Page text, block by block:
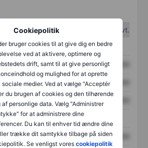
Cookiepolitik
bruger cookies til at give dig en bedre
ved at aktivere, optimere og
drift, samt til at give personligt
og mulighed for at oprette
medier. Ved at vælge "Acceptér
du brugen af cookies og den tilhørende
af personlige data. Vælg "Administrer
for at administrere dine
Du kan til enhver tid ændre dine
trække dit samtykke tilbage på siden
Se venligst vores cookiepolitik
1. kvt.
2. kvt.
XXXXXXX XXXXXXX
XXXXXXX XXXXXXX
XXXXXXX
XXXXXXX XXXXXXX